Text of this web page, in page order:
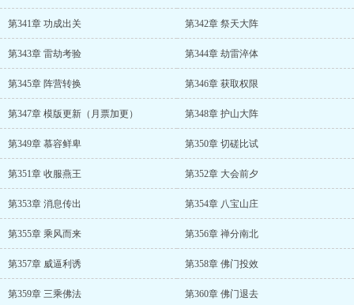
第341章 功成出关 第342章 祭天大阵
第343章 雷劫考验 第344章 劫雷淬体
第345章 阵营转换 第346章 获取权限
第347章 模版更新（月票加更） 第348章 护山大阵
第349章 慕容鲜卑 第350章 切磋比试
第351章 收服燕王 第352章 大会前夕
第353章 消息传出 第354章 八宝山庄
第355章 乘风而来 第356章 禅分南北
第357章 威逼利诱 第358章 佛门投效
第359章 三乘佛法 第360章 佛门退去